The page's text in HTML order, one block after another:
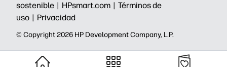
sostenible | HPsmart.com | Términos de
uso | Privacidad
©️ Copyright 2026 HP Development Company, L.P.